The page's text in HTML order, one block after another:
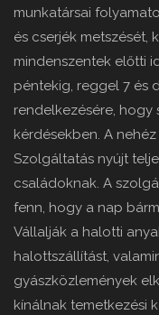
munkatársai
és cserjék metszését,
mindenszentek előtti
péntekig, reggel 7 és
rendelkezésére, hogy
kérdésekben. A
Szolgáltatás nyújt
családoknak. A
fenn, hogy a nap
Vállalják a halotti
halottszállítást,
gyászközlemények
kínálnak temetkezési